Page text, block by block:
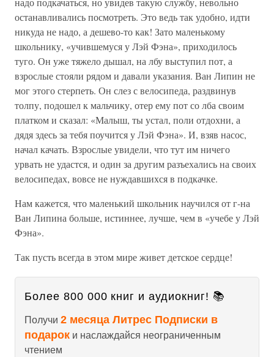
останавливались посмотреть. Это ведь так удобно, идти
никуда не надо, а дешево-то как! Зато маленькому
школьнику, «учившемуся у Лэй Фэна», приходилось
туго. Он уже тяжело дышал, на лбу выступил пот, а
взрослые стояли рядом и давали указания. Ван Липин не
мог этого стерпеть. Он слез с велосипеда, раздвинув
толпу, подошел к мальчику, отер ему пот со лба своим
платком и сказал: «Малыш, ты устал, поли отдохни, а
дядя здесь за тебя поучится у Лэй Фэна». И, взяв насос,
начал качать. Взрослые увидели, что тут им ничего
урвать не удастся, и один за другим разъехались на своих
велосипедах, вовсе не нуждавшихся в подкачке.
Нам кажется, что маленький школьник научился от г-на
Ван Липина больше, истиннее, лучше, чем в «учебе у Лэй
Фэна».
Так пусть всегда в этом мире живет детское сердце!
Более 800 000 книг и аудиокниг! 📚
Получи 2 месяца Литрес Подписки в
подарок и наслаждайся неограниченным
чтением